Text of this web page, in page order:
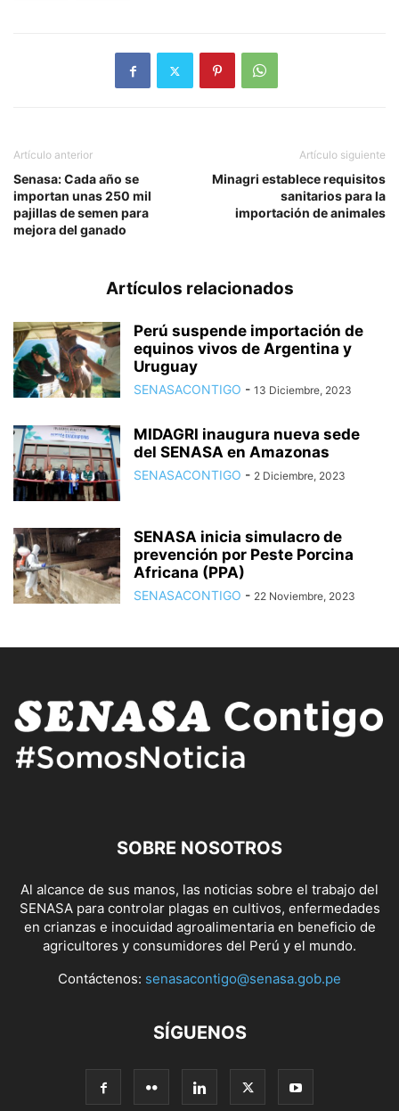
Artículo anterior
Senasa: Cada año se
importan unas 250 mil
pajillas de semen para
mejora del ganado
Artículo siguiente
Minagri establece requisitos
sanitarios para la
importación de animales
Artículos relacionados
Perú suspende importación de
equinos vivos de Argentina y
Uruguay
SENASACONTIGO - 13 Diciembre, 2023
MIDAGRI inaugura nueva sede
del SENASA en Amazonas
SENASACONTIGO - 2 Diciembre, 2023
SENASA inicia simulacro de
prevención por Peste Porcina
Africana (PPA)
SENASACONTIGO - 22 Noviembre, 2023
SOBRE NOSOTROS
Al alcance de sus manos, las noticias sobre el trabajo del
SENASA para controlar plagas en cultivos, enfermedades
en crianzas e inocuidad agroalimentaria en beneficio de
agricultores y consumidores del Perú y el mundo.
Contáctenos: senasacontigo@senasa.gob.pe
SÍGUENOS